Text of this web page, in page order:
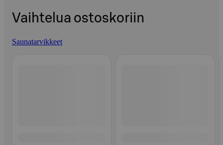
Vaihtelua ostoskoriin
Saunatarvikkeet